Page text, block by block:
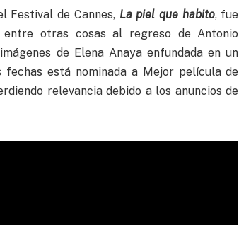
Festival de Cannes, La piel que habito, fue
entre otras cosas al regreso de Antonio
de Elena Anaya enfundada en un
está nominada a Mejor película de
relevancia debido a los anuncios de